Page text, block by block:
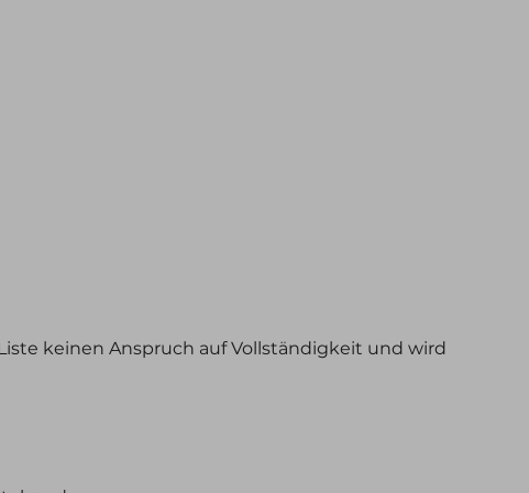
keinen Anspruch auf Vollständigkeit und wird